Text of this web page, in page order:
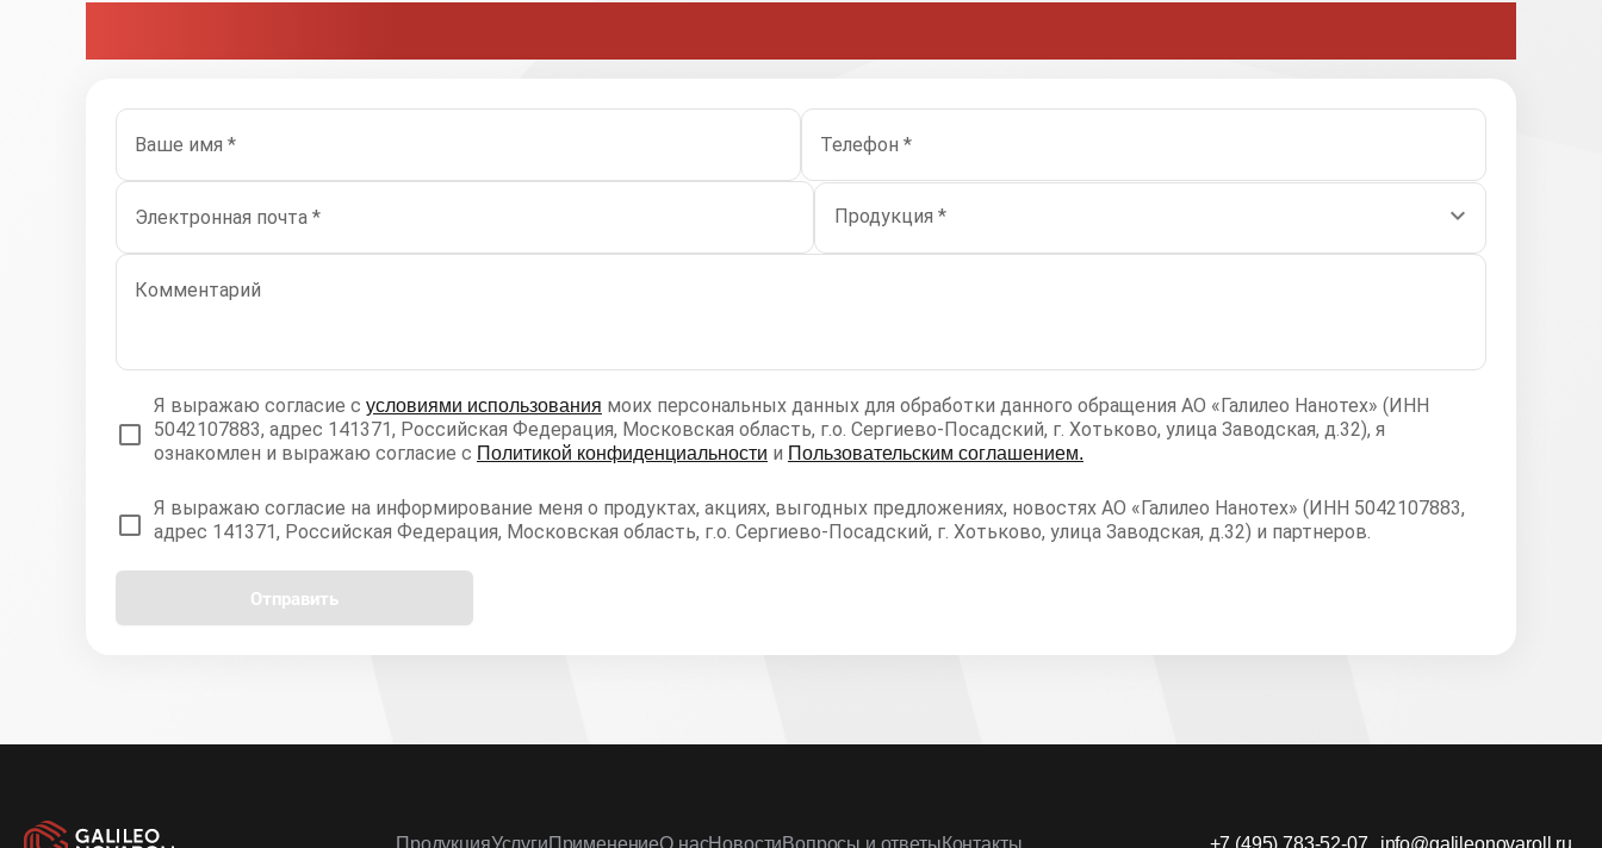
Ваше имя * Телефон *
Электронная почта * Продукция *
Комментарий
Я выражаю согласие с условиями использования моих персональных данных для обработки данного обращения АО «Галилео Нанотех» (ИНН
5042107883, адрес 141371, Российская Федерация, Московская область, г.о. Сергиево-Посадский, г. Хотьково, улица Заводская, д.32), я
ознакомлен и выражаю согласие с Политикой конфиденциальности и Пользовательским соглашением.
Я выражаю согласие на информирование меня о продуктах, акциях, выгодных предложениях, новостях АО «Галилео Нанотех» (ИНН 5042107883,
адрес 141371, Российская Федерация, Московская область, г.о. Сергиево-Посадский, г. Хотьково, улица Заводская, д.32) и партнеров.
Отправить
ПродукцияУслугиПрименениеО насНовостиВопросы и ответыКонтакты +7 (495) 783-52-07 info@galileonovaroll.ru